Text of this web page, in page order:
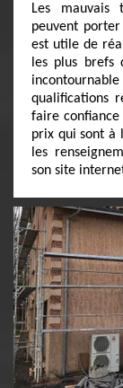
Les mauvais
peuvent
est utile de
les plus brefs
qualifications
faire
prix qui sont à
les
son site